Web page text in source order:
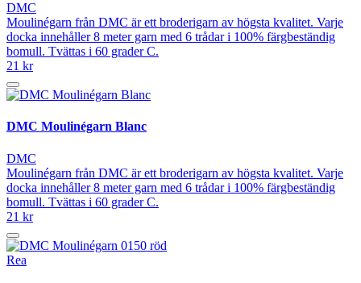
DMC
Moulinégarn från DMC är ett broderigarn av högsta kvalitet. Varje
docka innehåller 8 meter garn med 6 trådar i 100% färgbeständig
bomull. Tvättas i 60 grader C.
21 kr
DMC Moulinégarn Blanc
DMC
Moulinégarn från DMC är ett broderigarn av högsta kvalitet. Varje
docka innehåller 8 meter garn med 6 trådar i 100% färgbeständig
bomull. Tvättas i 60 grader C.
21 kr
Rea